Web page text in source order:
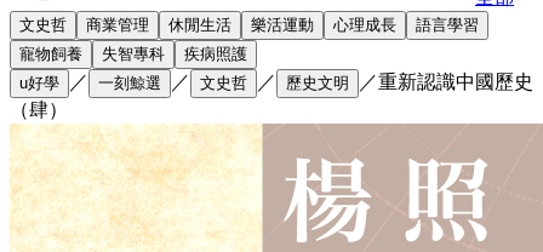
文史哲 商業管理 休閒生活 樂活運動 心理成長
語言學習
寵物飼養
失智專科
疾病照護
u好學
／ 一刻鯨選 ／ 文史哲 ／ 歷史文明 ／重新認識中國歷史
（肆）